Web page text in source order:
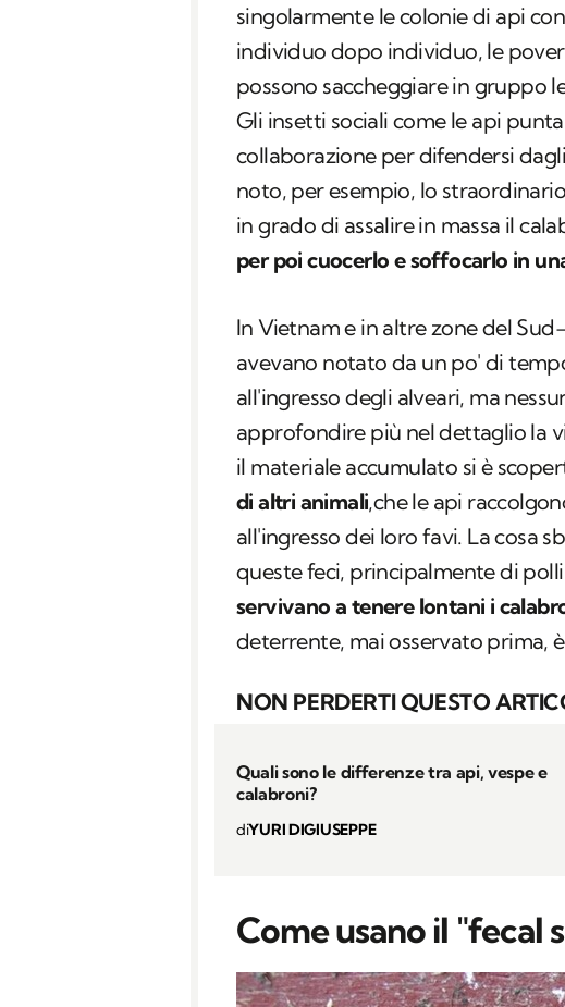
singolarmente le colonie di api
individuo dopo individuo, le
possono saccheggiare in gruppo
Gli insetti sociali come le api
collaborazione per difendersi
noto, per esempio, lo
in grado di assalire in massa il
per poi cuocerlo e soffocarlo in
In Vietnam e in altre zone del
avevano notato da un po' di
all'ingresso degli alveari, ma
approfondire più nel dettaglio la
il materiale accumulato si è
di altri animali,che le api
all'ingresso dei loro favi. La cosa
queste feci, principalmente di
servivano a tenere lontani i
deterrente, mai osservato prima,
NON PERDERTI QUESTO
Quali sono le differenze tra api, vespe e
calabroni?
diYURI DIGIUSEPPE
Come usano il "fecal